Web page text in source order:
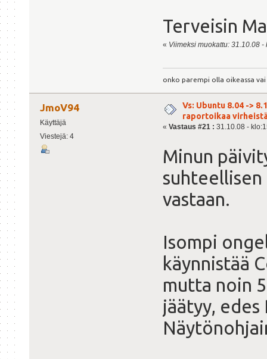
Terveisin
« Viimeksi muokattu: 31.10.08
onko parempi olla oikeassa
JmoV94
Käyttäjä
Viestejä: 4
Vs: Ubuntu 8.04 ->
raportoikaa
« Vastaus #21 : 31.10.08 -
Minun
suhteellisen
vastaan.
Isompi
käynnistää
mutta noin
jäätyy, edes